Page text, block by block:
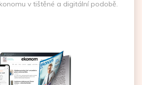
v tištěné a digitální podobě.